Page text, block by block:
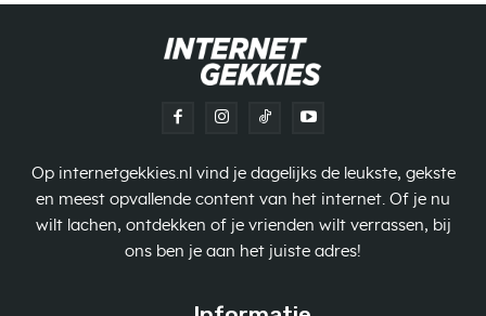
Op internetgekkies.nl vind je dagelijks de leukste, gekste
en meest opvallende content van het internet. Of je nu
wilt lachen, ontdekken of je vrienden wilt verrassen, bij
ons ben je aan het juiste adres!